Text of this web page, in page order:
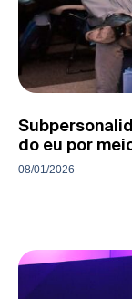
do eu por
08/01/2026